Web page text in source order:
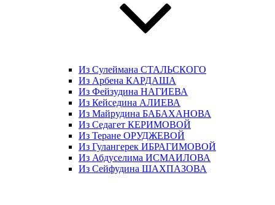
Из Сулеймана СТАЛЬСКОГО
Из Арбена КАРДАША
Из Фейзудина НАГИЕВА
Из Кейседина АЛИЕВА
Из Майрудина БАБАХАНОВА
Из Седагет КЕРИМОВОЙ
Из Теране ОРУДЖЕВОЙ
Из Гулангерек ИБРАГИМОВОЙ
Из Абдуселима ИСМАИЛОВА
Из Сейфудина ШАХПАЗОВА